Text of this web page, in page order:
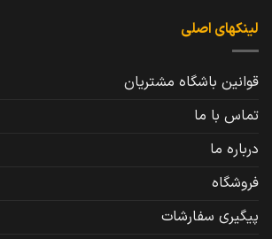
لینکهای اصلی
قوانین باشگاه مشتریان
تماس با ما
درباره ما
فروشگاه
پیگیری سفارشات